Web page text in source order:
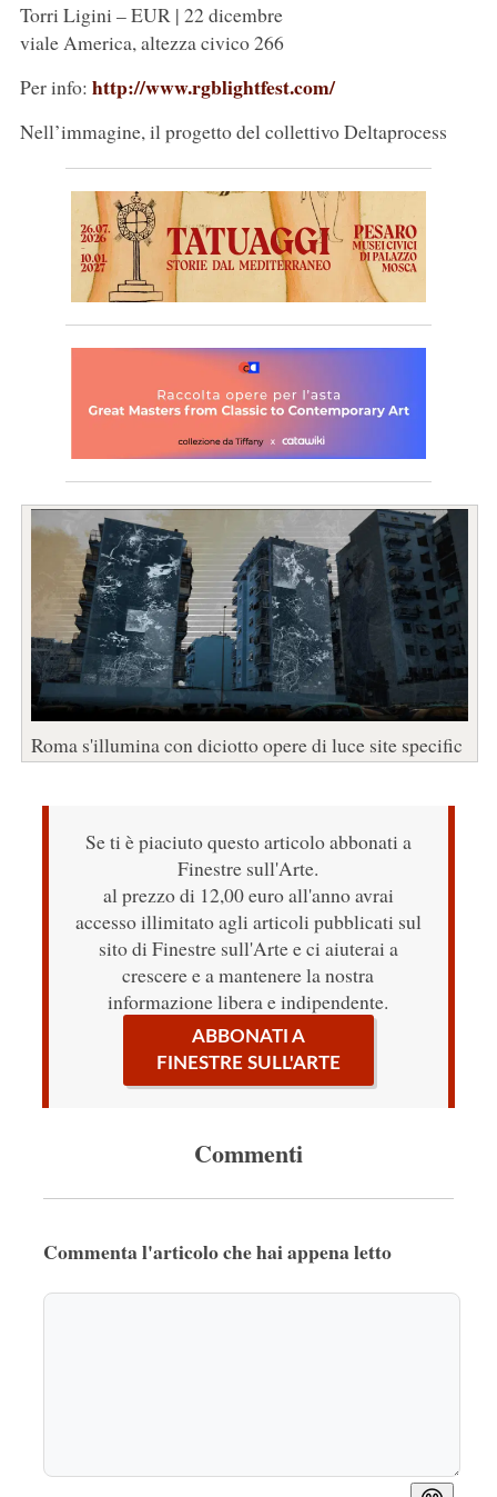
Torri Ligini – EUR | 22 dicembre
viale America, altezza civico 266
Per info: http://www.rgblightfest.com/
Nell’immagine, il progetto del collettivo Deltaprocess
Roma s'illumina con diciotto opere di luce site specific
Se ti è piaciuto questo articolo abbonati a
Finestre sull'Arte.
al prezzo di 12,00 euro all'anno avrai
accesso illimitato agli articoli pubblicati sul
sito di Finestre sull'Arte e ci aiuterai a
crescere e a mantenere la nostra
informazione libera e indipendente.
ABBONATI A
FINESTRE SULL'ARTE
Commenti
Commenta l'articolo che hai appena letto